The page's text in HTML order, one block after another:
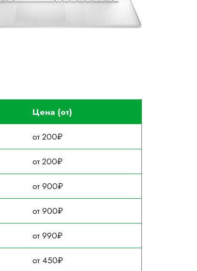
Цена (от)
от 200₽
от 200₽
от 900₽
от 900₽
от 990₽
от 450₽